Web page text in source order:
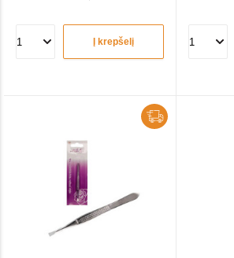
Į krepšelį